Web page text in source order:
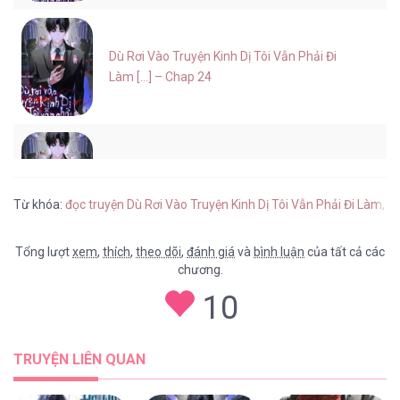
Dù Rơi Vào Truyện Kinh Dị Tôi Vẫn Phải Đi
Làm [...] – Chap 24
Làm [...] – Chap 22
Từ khóa: đọc truyện Dù Rơi Vào Truyện Kinh Dị Tôi Vẫn Phải Đi Làm,
Tổng lượtxem, thích, theo dõi, đánh giá và bình luận của tất cả các
chương.
10
TRUYỆN LIÊN QUAN